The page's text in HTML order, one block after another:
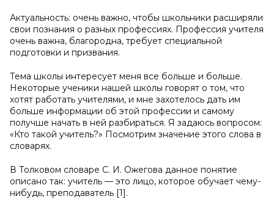
Актуальность: очень важно, чтобы школьники расширяли
свои познания о разных профессиях. Профессия учителя
очень важна, благородна, требует специальной
подготовки и призвания.
Тема школы интересует меня все больше и больше.
Некоторые ученики нашей школы говорят о том, что
хотят работать учителями, и мне захотелось дать им
больше информации об этой профессии и самому
получше начать в ней разбираться. Я задаюсь вопросом:
«Кто такой учитель?» Посмотрим значение этого слова в
словарях.
В Толковом словаре С. И. Ожегова данное понятие
описано так: учитель — это лицо, которое обучает чему-
нибудь, преподаватель [1].